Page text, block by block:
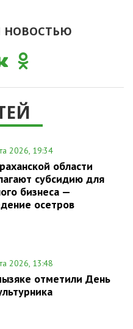
НОВОСТЬЮ
2026, 19:34
области
субсидию для
бизнеса —
осетров
2026, 13:48
отметили День